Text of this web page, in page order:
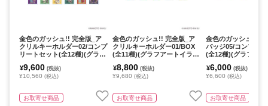
金色のガッシュ!! 完全版_ア
クリルキーホルダー02/コンプ
リートセット(全12種)(グラフ
トセット／12個入り】
¥9,600 (税抜)
¥10,560 (税込)
お取寄せ商品
金色のガッシュ!! 完全版_ア
クリルキーホルダー01/BOX
(全11種)(グラフアートイラス
入り】
¥8,800 (税抜)
¥9,680 (税込)
お取寄せ商品
金色のガッシュ!! 完
バッジ05/コンプリ
(全12種)(グラフアー
個入り】
¥6,000 (税抜)
¥6,600 (税込)
お取寄せ商品